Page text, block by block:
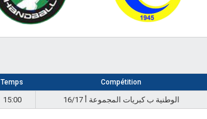
Temps Compétition
15:00 الوطنية ب كبريات المجموعة أ 16/17